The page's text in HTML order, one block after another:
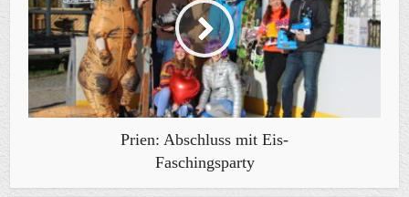
Prien: Abschluss mit Eis-
Faschingsparty